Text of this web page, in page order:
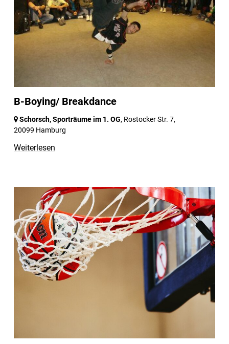
B-Boying/ Breakdance
Schorsch, Sporträume im 1. OG, Rostocker Str. 7,
20099 Hamburg
Weiterlesen